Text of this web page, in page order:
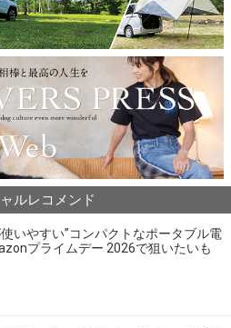
ルレコメンド
いやすい”コンパクトなポータブル電
プライムデー 2026で狙いたいも